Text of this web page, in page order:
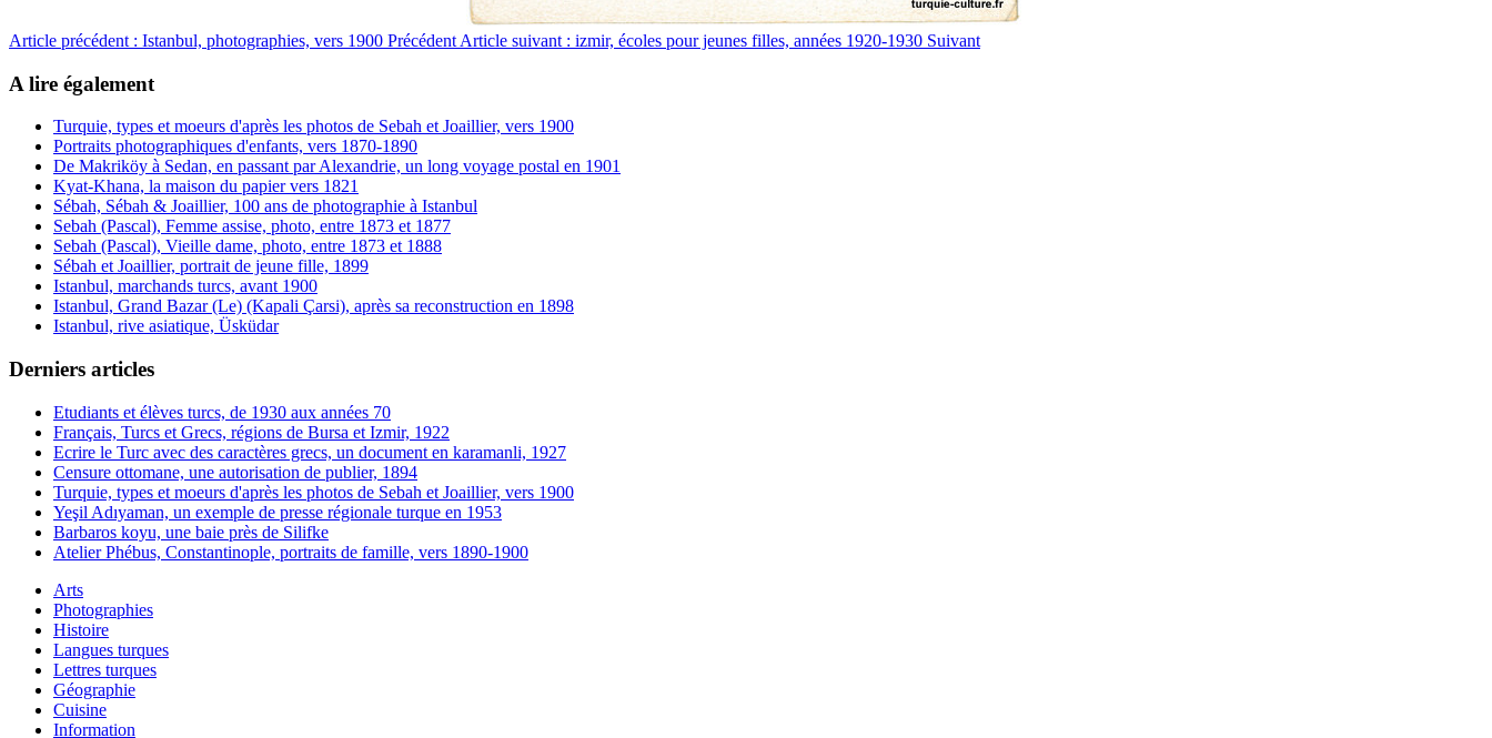
Article précédent : Istanbul, photographies, vers 1900 Précédent Article suivant : izmir, écoles pour jeunes filles, années 1920-1930 Suivant
A lire également
Turquie, types et moeurs d'après les photos de Sebah et Joaillier, vers 1900
Portraits photographiques d'enfants, vers 1870-1890
De Makriköy à Sedan, en passant par Alexandrie, un long voyage postal en 1901
Kyat-Khana, la maison du papier vers 1821
Sébah, Sébah & Joaillier, 100 ans de photographie à Istanbul
Sebah (Pascal), Femme assise, photo, entre 1873 et 1877
Sebah (Pascal), Vieille dame, photo, entre 1873 et 1888
Sébah et Joaillier, portrait de jeune fille, 1899
Istanbul, marchands turcs, avant 1900
Istanbul, Grand Bazar (Le) (Kapali Çarsi), après sa reconstruction en 1898
Istanbul, rive asiatique, Üsküdar
Derniers articles
Etudiants et élèves turcs, de 1930 aux années 70
Français, Turcs et Grecs, régions de Bursa et Izmir, 1922
Ecrire le Turc avec des caractères grecs, un document en karamanli, 1927
Censure ottomane, une autorisation de publier, 1894
Turquie, types et moeurs d'après les photos de Sebah et Joaillier, vers 1900
Yeşil Adıyaman, un exemple de presse régionale turque en 1953
Barbaros koyu, une baie près de Silifke
Atelier Phébus, Constantinople, portraits de famille, vers 1890-1900
Arts
Photographies
Histoire
Langues turques
Lettres turques
Géographie
Cuisine
Information